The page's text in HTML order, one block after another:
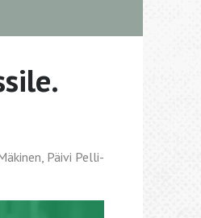
Päivi Pelli-